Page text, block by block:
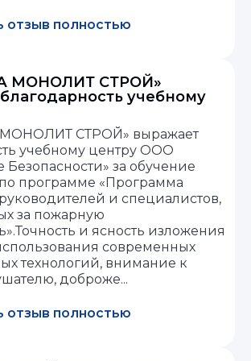
отзыв полностью
МОНОЛИТ СТРОЙ»
учебному
СТРОЙ» выражает
учебному центру ООО
Безопасности» за обучение
программе «Программа
и специалистов,
за пожарную
и ясность изложения
современных
технологий, внимание к
доброже...
отзыв полностью